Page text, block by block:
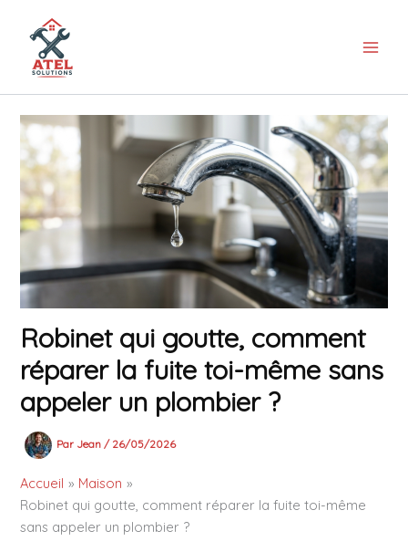
contenu
Robinet qui goutte, comment
réparer la fuite toi-même sans
appeler un plombier ?
Par Jean / 26/05/2026
Accueil
Maison
Robinet qui goutte, comment réparer la fuite toi-même
sans appeler un plombier ?